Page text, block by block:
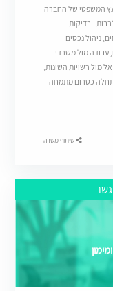
המשפטי של החברה
- בדיקות
ניהול נכסים
עבודה מול משרדי
מול רשויות השונות,
כטרום מתמחה
שיתוף משרה